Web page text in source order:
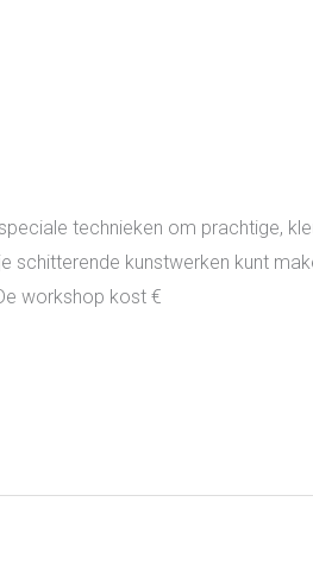
technieken om prachtige,
kunstwerken kunt
workshop kost €